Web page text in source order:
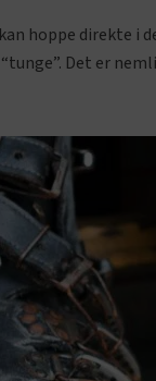
hoppe direkte
Det er